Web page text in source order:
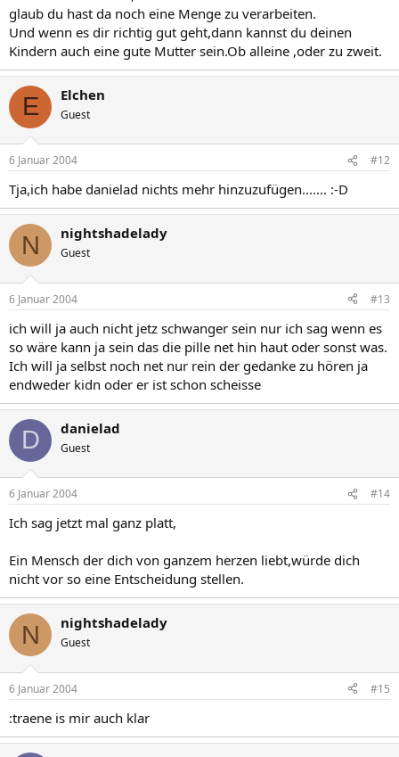
glaub du hast da noch eine Menge zu verarbeiten.
Und wenn es dir richtig gut geht,dann kannst du deinen
Kindern auch eine gute Mutter sein.Ob alleine ,oder zu zweit.
E Elchen
Guest
6 Januar 2004 #12
Tja,ich habe danielad nichts mehr hinzuzufügen....... :-D
N nightshadelady
Guest
6 Januar 2004 #13
ich will ja auch nicht jetz schwanger sein nur ich sag wenn es
so wäre kann ja sein das die pille net hin haut oder sonst was.
Ich will ja selbst noch net nur rein der gedanke zu hören ja
endweder kidn oder er ist schon scheisse
D danielad
Guest
6 Januar 2004 #14
Ich sag jetzt mal ganz platt,
Ein Mensch der dich von ganzem herzen liebt,würde dich
nicht vor so eine Entscheidung stellen.
N nightshadelady
Guest
6 Januar 2004 #15
:traene is mir auch klar